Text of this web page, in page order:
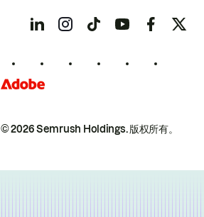
© 2026 Semrush Holdings.版权所有。